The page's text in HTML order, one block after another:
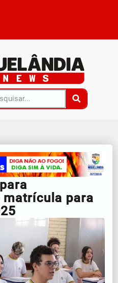
para